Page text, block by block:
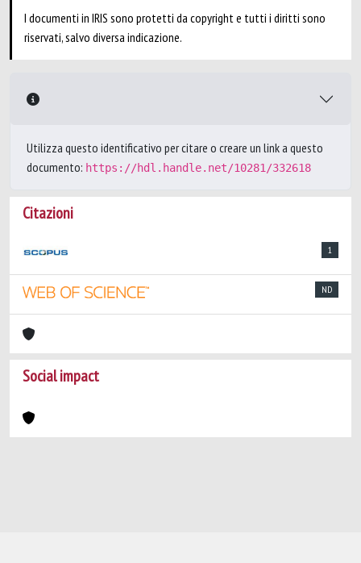
I documenti in IRIS sono protetti da copyright e tutti i diritti sono
riservati, salvo diversa indicazione.
Utilizza questo identificativo per citare o creare un link a questo
documento: https://hdl.handle.net/10281/332618
Citazioni
1
ND
Social impact